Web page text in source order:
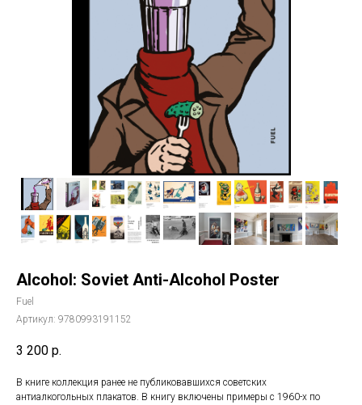
Alcohol: Soviet Anti-Alcohol Poster
Fuel
Артикул: 9780993191152
3 200 р.
В книге коллекция ранее не публиковавшихся советских
антиалкогольных плакатов. В книгу включены примеры с 1960-х по